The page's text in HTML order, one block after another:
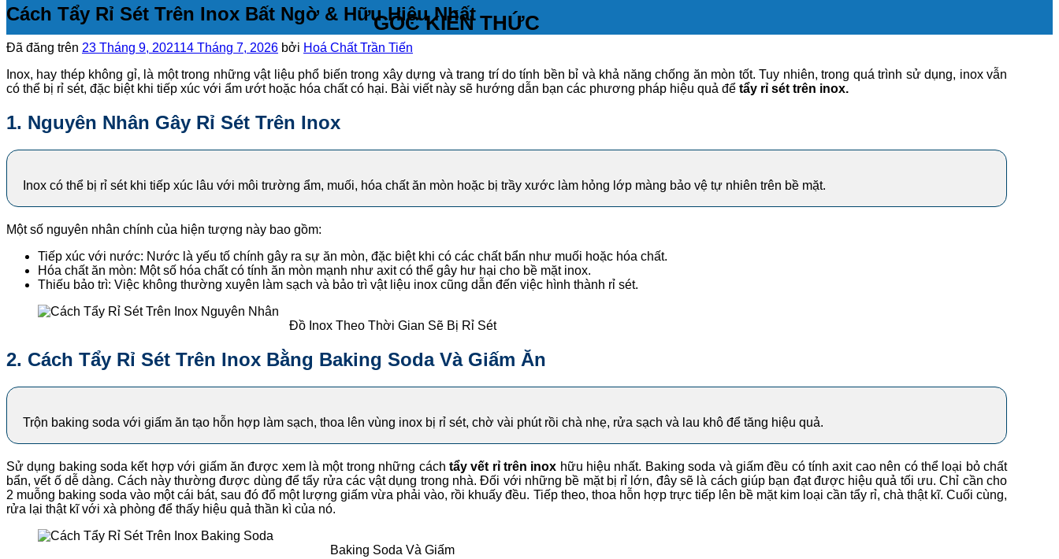
GÓC KIẾN THỨC
Cách Tẩy Rỉ Sét Trên Inox Bất Ngờ & Hữu Hiệu Nhất
Đã đăng trên 23 Tháng 9, 202114 Tháng 7, 2026 bởi Hoá Chất Trần Tiến
Inox, hay thép không gỉ, là một trong những vật liệu phổ biến trong xây dựng và trang trí do tính bền bỉ và khả năng chống ăn mòn tốt. Tuy nhiên, trong quá trình sử dụng, inox vẫn
có thể bị rỉ sét, đặc biệt khi tiếp xúc với ẩm ướt hoặc hóa chất có hại. Bài viết này sẽ hướng dẫn bạn các phương pháp hiệu quả để tẩy rỉ sét trên inox.
1. Nguyên Nhân Gây Rỉ Sét Trên Inox
Inox có thể bị rỉ sét khi tiếp xúc lâu với môi trường ẩm, muối, hóa chất ăn mòn hoặc bị trầy xước làm hỏng lớp màng bảo vệ tự nhiên trên bề mặt.
Một số nguyên nhân chính của hiện tượng này bao gồm:
Tiếp xúc với nước: Nước là yếu tố chính gây ra sự ăn mòn, đặc biệt khi có các chất bẩn như muối hoặc hóa chất.
Hóa chất ăn mòn: Một số hóa chất có tính ăn mòn mạnh như axit có thể gây hư hại cho bề mặt inox.
Thiếu bảo trì: Việc không thường xuyên làm sạch và bảo trì vật liệu inox cũng dẫn đến việc hình thành rỉ sét.
Đồ Inox Theo Thời Gian Sẽ Bị Rỉ Sét
2. Cách Tẩy Rỉ Sét Trên Inox Bằng Baking Soda Và Giấm Ăn
Trộn baking soda với giấm ăn tạo hỗn hợp làm sạch, thoa lên vùng inox bị rỉ sét, chờ vài phút rồi chà nhẹ, rửa sạch và lau khô để tăng hiệu quả.
Sử dụng baking soda kết hợp với giấm ăn được xem là một trong những cách tẩy vết rỉ trên inox hữu hiệu nhất. Baking soda và giấm đều có tính axit cao nên có thể loại bỏ chất
bẩn, vết ố dễ dàng. Cách này thường được dùng để tẩy rửa các vật dụng trong nhà. Đối với những bề mặt bị rỉ lớn, đây sẽ là cách giúp bạn đạt được hiệu quả tối ưu. Chỉ cần cho
2 muỗng baking soda vào một cái bát, sau đó đổ một lượng giấm vừa phải vào, rồi khuấy đều. Tiếp theo, thoa hỗn hợp trực tiếp lên bề mặt kim loại cần tẩy rỉ, chà thật kĩ. Cuối cùng,
rửa lại thật kĩ với xà phòng để thấy hiệu quả thần kì của nó.
Baking Soda Và Giấm